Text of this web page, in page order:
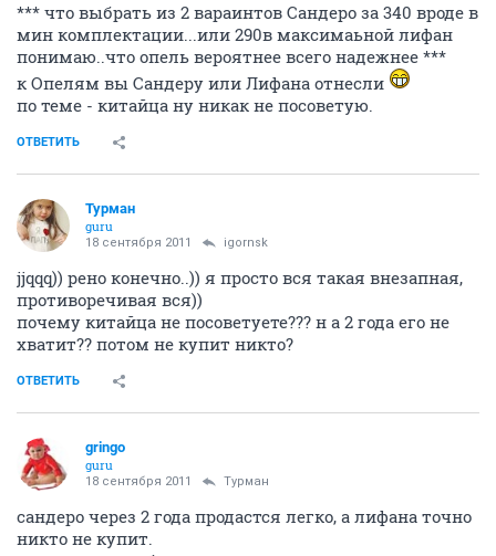
*** что выбрать из 2 вараинтов Сандеро за 340 вроде в
мин комплектации...или 290в максимаьной лифан
понимаю..что опель вероятнее всего надежнее ***
к Опелям вы Сандеру или Лифана отнесли
по теме - китайца ну никак не посоветую.
ОТВЕТИТЬ
Турман
guru
18 сентября 2011 igornsk
jjqqq)) рено конечно..)) я просто вся такая внезапная,
противоречивая вся))
почему китайца не посоветуете??? н а 2 года его не
хватит?? потом не купит никто?
ОТВЕТИТЬ
gringo
guru
18 сентября 2011 Турман
сандеро через 2 года продастся легко, а лифана точно
никто не купит.